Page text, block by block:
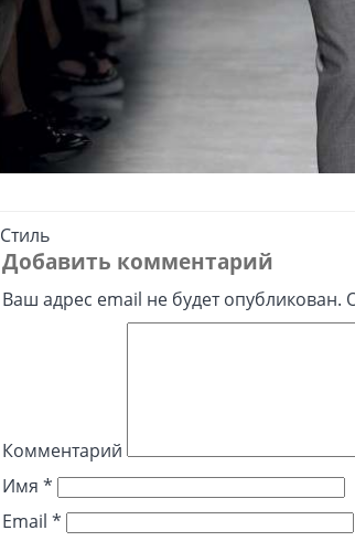
Стиль
Добавить комментарий
Ваш адрес email не будет опубликован.
Комментарий
Имя *
Email *